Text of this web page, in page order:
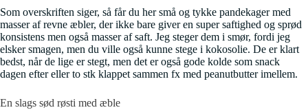
Som overskriften siger, så får du her små og tykke pandekager med
masser af revne æbler, der ikke bare giver en super saftighed og sprød
konsistens men også masser af saft. Jeg steger dem i smør, fordi jeg
elsker smagen, men du ville også kunne stege i kokosolie. De er klart
bedst, når de lige er stegt, men det er også gode kolde som snack
dagen efter eller to stk klappet sammen fx med peanutbutter imellem.
En slags sød røsti med æble